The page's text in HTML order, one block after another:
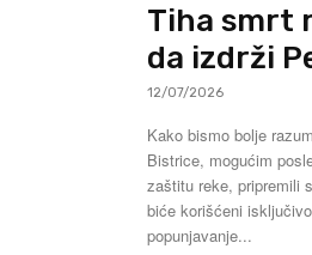
Tiha smrt
da izdrži
12/07/2026
Kako bismo bolje
Bistrice, mogućim
zaštitu reke, pripremili smo novu
biće korišćeni
popunjavanje...